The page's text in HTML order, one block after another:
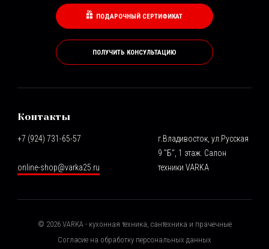
ПОДАРОЧНЫЙ СЕРТИФИКАТ
ПОЛУЧИТЬ КОНСУЛЬТАЦИЮ
Контакты
+7 (924) 731-65-57
online-shop@varka25.ru
г.Владивосток, ул.Русская
9 "Б", 1 этаж. Салон
техники VARKA
© 2026VARKA - кухонная техника, сантехника и прачечные
Согласие на обработку персональных данных